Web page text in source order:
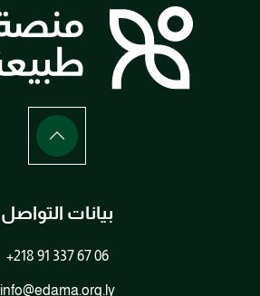
بيانات التواصل
+218 91 337 67 06
info@edama.org.ly